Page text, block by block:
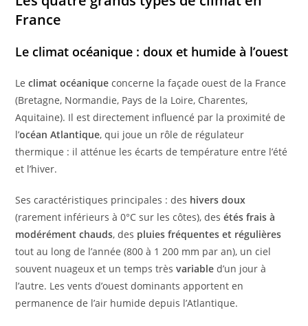
France
Le climat océanique : doux et humide à l’ouest
Leclimat océanique concerne la façade ouest de la France
(Bretagne, Normandie, Pays de la Loire, Charentes,
Aquitaine). Il est directement influencé par la proximité de
l’océan Atlantique, qui joue un rôle de régulateur
thermique : il atténue les écarts de température entre l’été
et l’hiver.
Ses caractéristiques principales : des hivers doux
(rarement inférieurs à 0°C sur les côtes), desétés frais à
modérément chauds, des pluies fréquentes et régulières
tout au long de l’année (800 à 1 200 mm par an), un ciel
souvent nuageux et un temps trèsvariable d’un jour à
l’autre. Les vents d’ouest dominants apportent en
permanence de l’air humide depuis l’Atlantique.